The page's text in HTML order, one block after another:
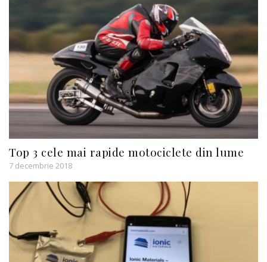
Top 3 cele mai rapide motociclete din lume
7 decembrie 2018